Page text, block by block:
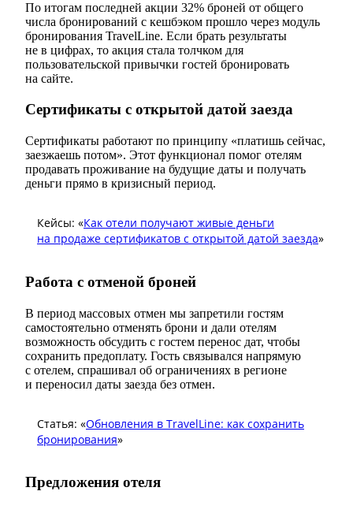
По итогам последней акции 32% броней от общего
числа бронирований с кешбэком прошло через модуль
бронирования TravelLine. Если брать результаты
не в цифрах, то акция стала толчком для
пользовательской привычки гостей бронировать
на сайте.
Сертификаты с открытой датой заезда
Сертификаты работают по принципу «платишь сейчас,
заезжаешь потом». Этот функционал помог отелям
продавать проживание на будущие даты и получать
деньги прямо в кризисный период.
Кейсы: «Как отели получают живые деньги
на продаже сертификатов с открытой датой заезда»
Работа с отменой броней
В период массовых отмен мы запретили гостям
самостоятельно отменять брони и дали отелям
возможность обсудить с гостем перенос дат, чтобы
сохранить предоплату. Гость связывался напрямую
с отелем, спрашивал об ограничениях в регионе
и переносил даты заезда без отмен.
Статья: «Обновления в TravelLine: как сохранить
бронирования»
Предложения отеля